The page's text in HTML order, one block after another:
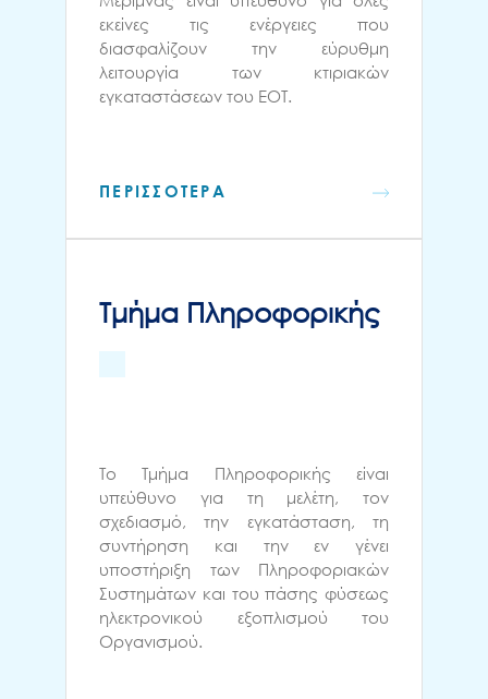
εκείνες τις ενέργειες που
διασφαλίζουν την εύρυθμη
λειτουργία των κτιριακών
εγκαταστάσεων του ΕΟΤ.
ΠΕΡΙΣΣΟΤΕΡΑ
Τμήμα Πληροφορικής
Το Τμήμα Πληροφορικής είναι
υπεύθυνο για τη μελέτη, τον
σχεδιασμό, την εγκατάσταση, τη
συντήρηση και την εν γένει
υποστήριξη των Πληροφοριακών
Συστημάτων και του πάσης φύσεως
ηλεκτρονικού εξοπλισμού του
Οργανισμού.